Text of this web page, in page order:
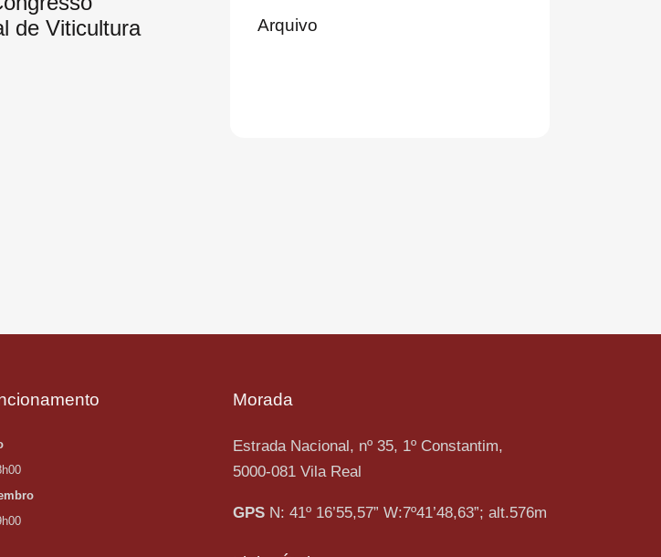
de Viticultura
Arquivo
Morada
Estrada Nacional, nº 35, 1º Constantim,
5000-081 Vila Real
GPS N: 41º 16’55,57” W:7º41’48,63”; alt.576m